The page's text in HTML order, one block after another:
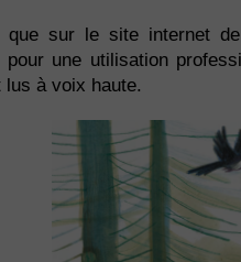
que sur le site internet
pour une utilisation
lus à voix haute.